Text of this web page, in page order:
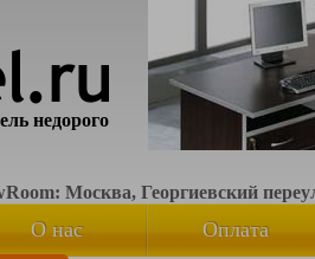
недорого
Москва, Георгиевский
О нас Оплата